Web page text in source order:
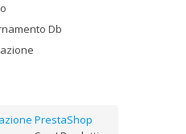
Db
PrestaShop